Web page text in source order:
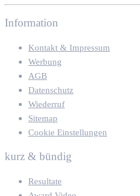
Information
Kontakt & Impressum
Werbung
AGB
Datenschutz
Wiederruf
Sitemap
Cookie Einstellungen
kurz & bündig
Resultate